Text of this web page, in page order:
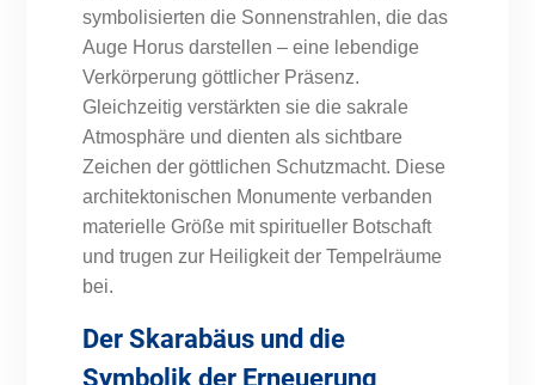
symbolisierten die Sonnenstrahlen, die das
Auge Horus darstellen – eine lebendige
Verkörperung göttlicher Präsenz.
Gleichzeitig verstärkten sie die sakrale
Atmosphäre und dienten als sichtbare
Zeichen der göttlichen Schutzmacht. Diese
architektonischen Monumente verbanden
materielle Größe mit spiritueller Botschaft
und trugen zur Heiligkeit der Tempelräume
bei.
Der Skarabäus und die
Symbolik der Erneuerung